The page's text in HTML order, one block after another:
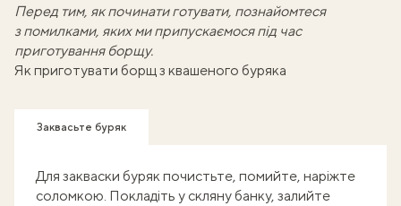
Перед тим, як починати готувати, познайомтеся
з помилками, яких ми припускаємося під час
приготування борщу.
Як приготувати борщ з квашеного буряка
Заквасьте буряк
Для закваски буряк почистьте, помийте, наріжте
соломкою. Покладіть у скляну банку, залийте